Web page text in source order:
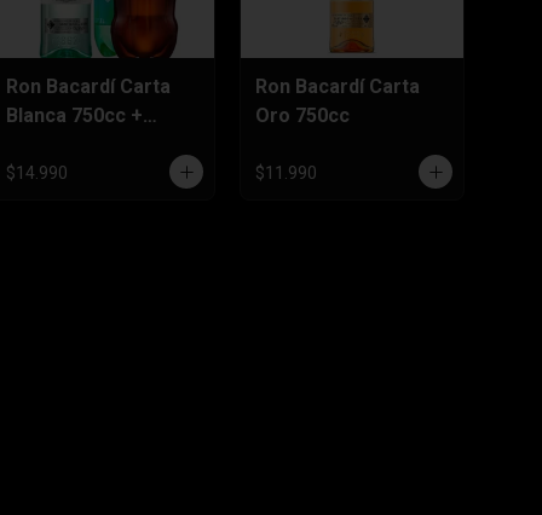
Ron Bacardí Carta
Blanca 750cc +
$14.990
Ron Bacardí Carta
Oro 750cc
$11.990